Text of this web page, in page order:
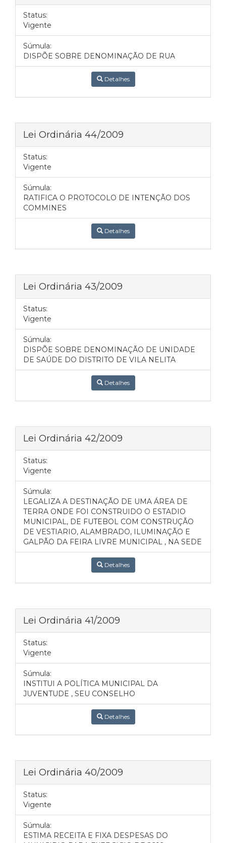
Status:
Vigente
Súmula:
DISPÕE SOBRE DENOMINAÇÃO DE RUA
Detalhes
Lei Ordinária 44/2009
Status:
Vigente
Súmula:
RATIFICA O PROTOCOLO DE INTENÇÃO DOS
COMMINES
Detalhes
Lei Ordinária 43/2009
Status:
Vigente
Súmula:
DISPÕE SOBRE DENOMINAÇÃO DE UNIDADE
DE SAÚDE DO DISTRITO DE VILA NELITA
Detalhes
Lei Ordinária 42/2009
Status:
Vigente
Súmula:
LEGALIZA A DESTINAÇÃO DE UMA ÁREA DE
TERRA ONDE FOI CONSTRUIDO O ESTADIO
MUNICIPAL, DE FUTEBOL COM CONSTRUÇÃO
DE VESTIARIO, ALAMBRADO, ILUMINAÇÃO E
GALPÃO DA FEIRA LIVRE MUNICIPAL , NA SEDE
Detalhes
Lei Ordinária 41/2009
Status:
Vigente
Súmula:
INSTITUI A POLÍTICA MUNICIPAL DA
JUVENTUDE , SEU CONSELHO
Detalhes
Lei Ordinária 40/2009
Status:
Vigente
Súmula:
ESTIMA RECEITA E FIXA DESPESAS DO